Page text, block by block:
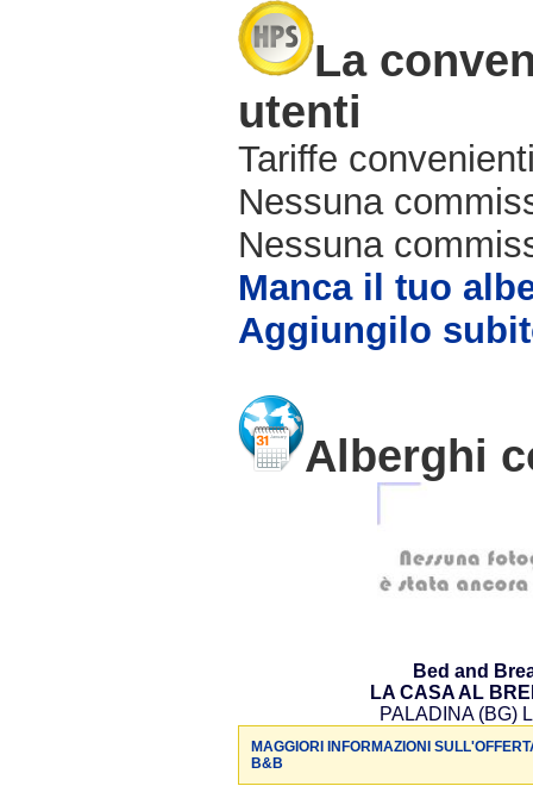
La
utenti
Tariffe
Nessuna
Nessuna
Manca il tuo
Aggiungilo
Alberghi
Bed and
LA CASA AL
PALADINA (BG)
MAGGIORI INFORMAZIONI
B&B